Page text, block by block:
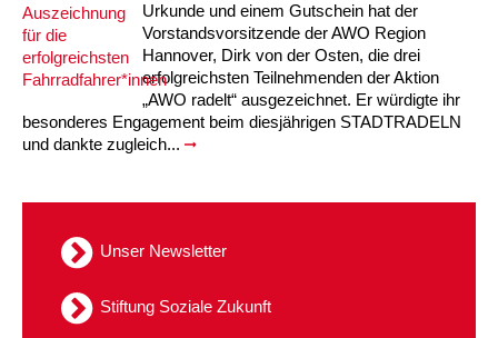
Kindertagesstätte Voltmerstraße
Kindertagesstätte Wiehbergstraße
Kindertagesstätte Pfarrlandplatz
Hör- und Sprachheilkindergarten Ratswiese
Kindertagesstätte Rosenbergstraße
Kindertagesstätte Schweriner Straße /
Familienzentrum
Kindertagesstätte Sylter Weg
Urkunde und einem Gutschein hat der
Vorstandsvorsitzende der AWO Region
Hannover, Dirk von der Osten, die drei
erfolgreichsten Teilnehmenden der Aktion
„AWO radelt“ ausgezeichnet. Er würdigte ihr
besonderes Engagement beim diesjährigen STADTRADELN
und dankte zugleich...
Unser Newsletter
Stiftung Soziale Zukunft